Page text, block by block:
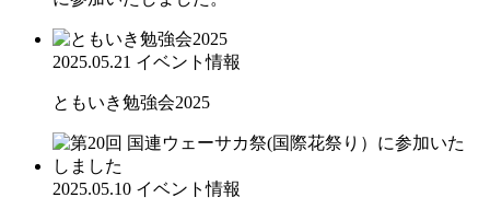
2025.05.21 イベント情報
ともいき勉強会2025
2025.05.10 イベント情報